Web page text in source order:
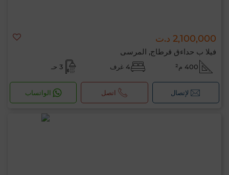
2,100,000 د.ت
فيلا ب حداءق قرطاج, المرسى
400 م² 4 غرف 3 حـ
لإتصال اتصل الواتساب